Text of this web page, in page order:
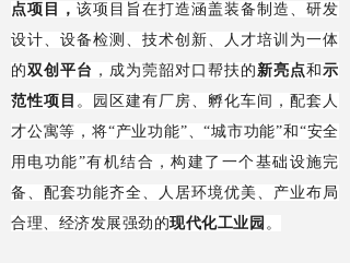
点项目，该项目旨在打造涵盖装备制造、研发
设计、设备检测、技术创新、人才培训为一体
的双创平台 ，成为莞韶对口帮扶的新亮点和示
范性项目 。园区建有厂房、孵化车间，配套人
才公寓等，将“产业功能”、“城市功能”和“安全
用电功能”有机结合，构建了一个基础设施完
备、配套功能齐全、人居环境优美、产业布局
合理、经济发展强劲的现代化工业园 。